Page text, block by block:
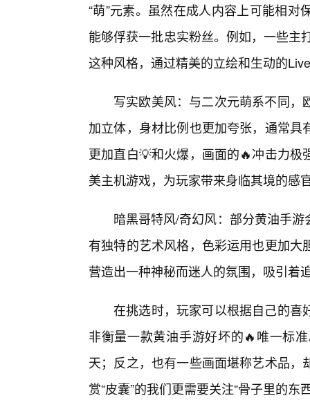
“萌”元素。虽然在成人内容上可能相
能够俘获一批忠实粉丝。例如，一些
这种风格，通过精美的立绘和生动的
写实欧美风：与二次元萌系不同
加立体，身材比例也更加夸张，通常
更加直白💡和火爆，画面的🔥冲击力
美主机游戏，为玩家带来身临其境的感
暗黑哥特风/奇幻风：部分黄油手
有独特的艺术风格，色彩运用也更加
营造出一种神秘而迷人的氛围，吸引着
在挑选时，玩家可以根据自己的喜
非衡量一款黄油手游好坏的🔥唯一标
天；反之，也有一些画面堪称艺术品
赏“皮囊”的我们更需要关注“骨子里的东